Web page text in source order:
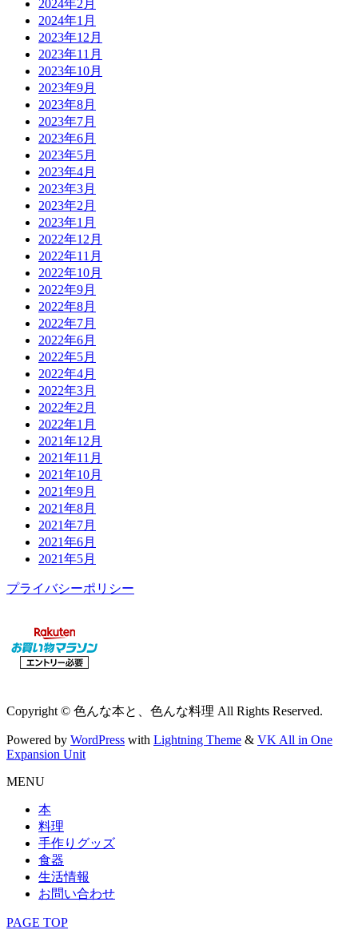
2024年2月
2024年1月
2023年12月
2023年11月
2023年10月
2023年9月
2023年8月
2023年7月
2023年6月
2023年5月
2023年4月
2023年3月
2023年2月
2023年1月
2022年12月
2022年11月
2022年10月
2022年9月
2022年8月
2022年7月
2022年6月
2022年5月
2022年4月
2022年3月
2022年2月
2022年1月
2021年12月
2021年11月
2021年10月
2021年9月
2021年8月
2021年7月
2021年6月
2021年5月
プライバシーポリシー
Copyright © 色んな本と、色んな料理 All Rights Reserved.
Powered by WordPress with Lightning Theme & VK All in One
Expansion Unit
MENU
本
料理
手作りグッズ
食器
生活情報
お問い合わせ
PAGE TOP